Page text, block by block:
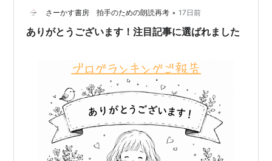
さーかす書房 拍手のための朗読再考 • 17日前
ありがとうございます！注目記事に選ばれました